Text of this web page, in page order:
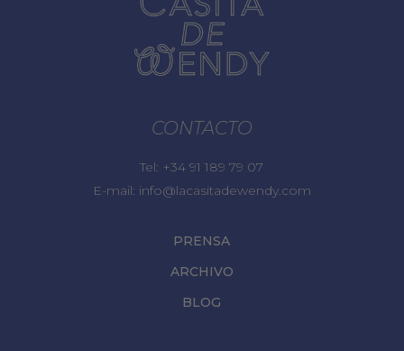
CONTACTO
Tel: +34 91 189 79 07
E-mail: info@lacasitadewendy.com
PRENSA
ARCHIVO
BLOG